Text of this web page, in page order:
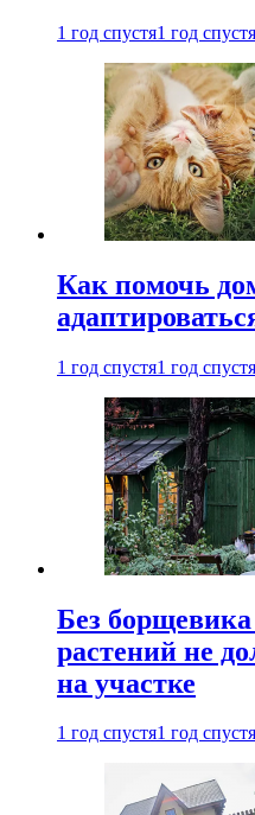
1 год спустя1 год спустя
Как помочь
1 год спустя1 год спустя
Без
растений не
на участке
1 год спустя1 год спустя